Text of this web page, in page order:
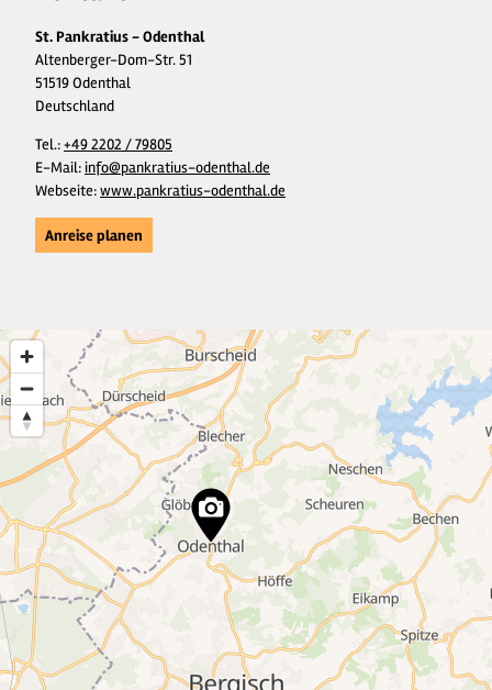
St. Pankratius - Odenthal
Altenberger-Dom-Str. 51
51519 Odenthal
Deutschland
Tel.:+49 2202 / 79805
E-Mail:info@pankratius-odenthal.de
Webseite:www.pankratius-odenthal.de
Anreise planen
9
25
10
2